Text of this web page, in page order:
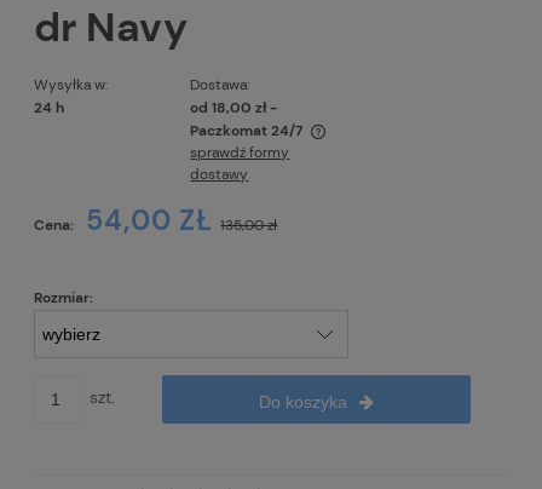
dr Navy
Wysyłka w:
24 h
Dostawa:
od 18,00 zł-
Paczkomat 24/7
Cena nie zawiera ewentualnych kosztów płatności
sprawdź formy
dostawy
Cena: 54,00 ZŁ 135,00 zł
Rozmiar:
szt. Do koszyka